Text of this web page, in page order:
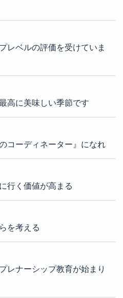
レベルの評価を受けていま
高に美味しい季節です
コーディネーター』になれ
行く価値が高まる
を考える
レナーシップ教育が始まり